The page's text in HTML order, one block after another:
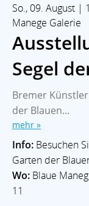
So., 09. August |
Manege Galerie
Segel
Bremer
der Blauen...
mehr »
Info: Besuchen
Garten der
Wo: Blaue
11